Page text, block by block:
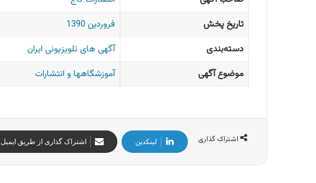
تاریخ پخش
فروردین 1390
دسته‌بندی
آگهی های تلویزیونی ایران
موضوع آگهی
آموزشگاهها و انتشارات
اشتراک گذاری لینکدین اشتراک گذاری از طریق ایمیل